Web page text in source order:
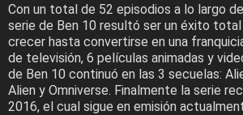
Con un total de 52 episodios a lo largo
serie de Ben 10 resultó ser un éxito
crecer hasta convertirse en una
de televisión, 6 películas animadas y
de Ben 10 continuó en las 3 secuelas:
Alien y Omniverse. Finalmente la serie
2016, el cual sigue en emisión